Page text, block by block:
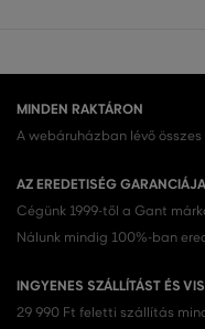
MINDEN RAKTÁRON
A webáruházban lévő
AZ EREDETISÉG GARANCIÁJA
Cégünk 1999-től a Gant
Nálunk mindig 100%-ban
INGYENES SZÁLLÍTÁST ÉS
29 990 Ft feletti szállítás